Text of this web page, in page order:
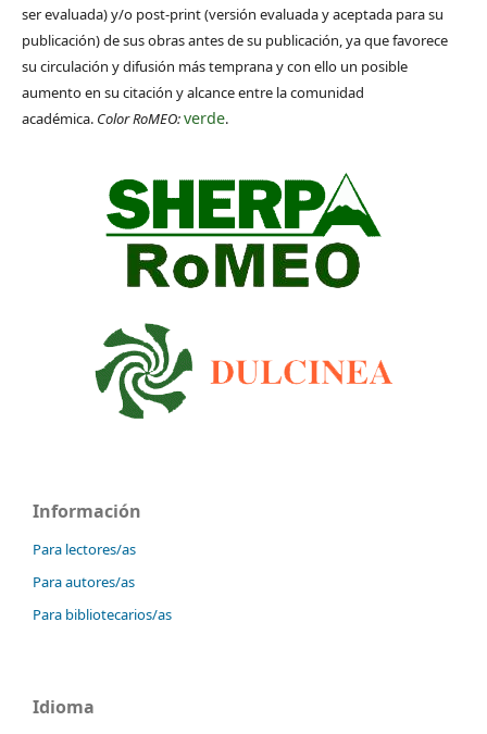
ser evaluada) y/o post-print (versión evaluada y aceptada para su
publicación) de sus obras antes de su publicación, ya que favorece
su circulación y difusión más temprana y con ello un posible
aumento en su citación y alcance entre la comunidad
académica. Color RoMEO:verde.
Información
Para lectores/as
Para autores/as
Para bibliotecarios/as
Idioma